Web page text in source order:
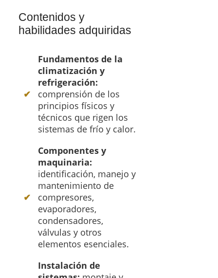
Contenidos y
habilidades adquiridas
Fundamentos de la
climatización y
refrigeración:
comprensión de los
principios físicos y
técnicos que rigen los
sistemas de frío y calor.
Componentes y
maquinaria:
identificación, manejo y
mantenimiento de
compresores,
evaporadores,
condensadores,
válvulas y otros
elementos esenciales.
Instalación de